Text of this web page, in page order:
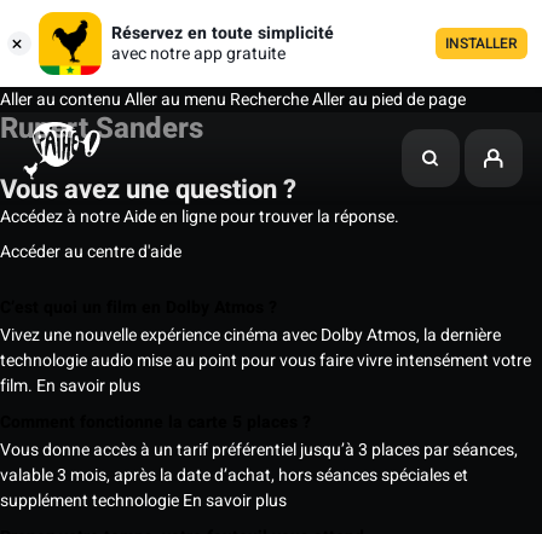
Réservez en toute simplicité
avec notre app gratuite
INSTALLER
Aller au contenuAller au menu RechercheAller au pied de page
Rupert Sanders
Vous avez une question ?
Accédez à notre Aide en ligne pour trouver la réponse.
Accéder au centre d'aide
Vivez une nouvelle expérience cinéma avec Dolby Atmos, la dernière
technologie audio mise au point pour vous faire vivre intensément votre
film. En savoir plus
Vous donne accès à un tarif préférentiel jusqu’à 3 places par séances,
valable 3 mois, après la date d’achat, hors séances spéciales et
supplément technologieEn savoir plus